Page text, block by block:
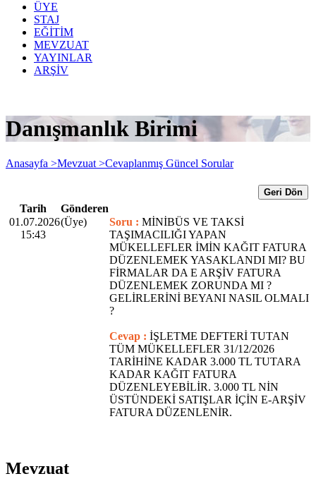
ÜYE
STAJ
EĞİTİM
MEVZUAT
YAYINLAR
ARŞİV
Danışmanlık Birimi
Anasayfa >Mevzuat >Cevaplanmış Güncel Sorular
Geri Dön
Tarih
Gönderen
01.07.2026
15:43
(Üye) Soru : MİNİBÜS VE TAKSİ
TAŞIMACILIĞI YAPAN
MÜKELLEFLER İMİN KAĞIT FATURA
DÜZENLEMEK YASAKLANDI MI? BU
FİRMALAR DA E ARŞİV FATURA
DÜZENLEMEK ZORUNDA MI ?
GELİRLERİNİ BEYANI NASIL OLMALI
?
Cevap : İŞLETME DEFTERİ TUTAN
TÜM MÜKELLEFLER 31/12/2026
TARİHİNE KADAR 3.000 TL TUTARA
KADAR KAĞIT FATURA
DÜZENLEYEBİLİR. 3.000 TL NİN
ÜSTÜNDEKİ SATIŞLAR İÇİN E-ARŞİV
FATURA DÜZENLENİR.
Mevzuat